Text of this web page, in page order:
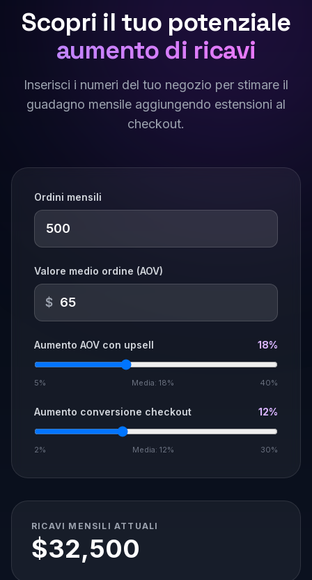
Scopri il tuo potenziale
aumento di ricavi
Inserisci i numeri del tuo negozio per stimare il
guadagno mensile aggiungendo estensioni al
checkout.
Ordini mensili
Valore medio ordine (AOV)
$
Aumento AOV con upsell 18%
5% Media: 18% 40%
Aumento conversione checkout 12%
2% Media: 12% 30%
RICAVI MENSILI ATTUALI
$32,500